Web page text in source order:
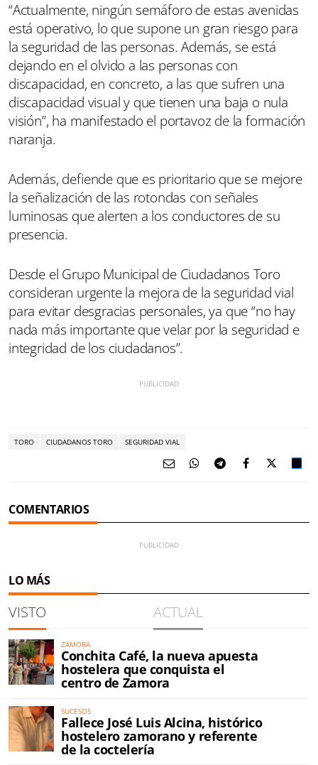
“Actualmente, ningún semáforo de estas avenidas
está operativo, lo que supone un gran riesgo para
la seguridad de las personas. Además, se está
dejando en el olvido a las personas con
discapacidad, en concreto, a las que sufren una
discapacidad visual y que tienen una baja o nula
visión”, ha manifestado el portavoz de la formación
naranja.
Además, defiende que es prioritario que se mejore
la señalización de las rotondas con señales
luminosas que alerten a los conductores de su
presencia.
Desde el Grupo Municipal de Ciudadanos Toro
consideran urgente la mejora de la seguridad vial
para evitar desgracias personales, ya que “no hay
nada más importante que velar por la seguridad e
integridad de los ciudadanos”.
TORO CIUDADANOS TORO SEGURIDAD VIAL
COMENTARIOS
LO MÁS
VISTO ACTUAL
ZAMORA
Conchita Café, la nueva apuesta
hostelera que conquista el
centro de Zamora
SUCESOS
Fallece José Luis Alcina, histórico
hostelero zamorano y referente
de la coctelería